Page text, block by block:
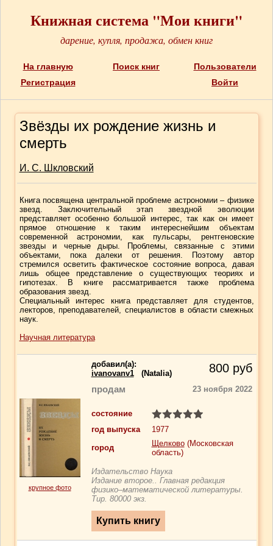
Книжная система "Мои книги"
дарение, купля, продажа, обмен книг
На главную Поиск книг
Пользователи
Регистрация
Войти
Звёзды их рождение жизнь и
смерть
И. С. Шкловский
Книга посвящена центральной проблеме астрономии – физике
звезд. Заключительный этап звездной эволюции
представляет особенно большой интерес, так как он имеет
прямое отношение к таким интереснейшим объектам
современной астрономии, как пульсары, рентгеновские
звезды и черные дыры. Проблемы, связанные с этими
объектами, пока далеки от решения. Поэтому автор
стремился осветить фактическое состояние вопроса, давая
лишь общее представление о существующих теориях и
гипотезах. В книге рассматривается также проблема
образования звезд.
Специальный интерес книга представляет для студентов,
лекторов, преподавателей, специалистов в области смежных
наук.
Научная литература
крупное фото
добавил(a):
ivanovanv1
(Natalia) 800 руб
продам 23 ноября 2022
состояние
год выпуска
1977
город
Щелково(Московская
область)
Издательство Наука
Издание второе.. Главная редакция
физико–математической литературы.
Тир. 80000 экз.